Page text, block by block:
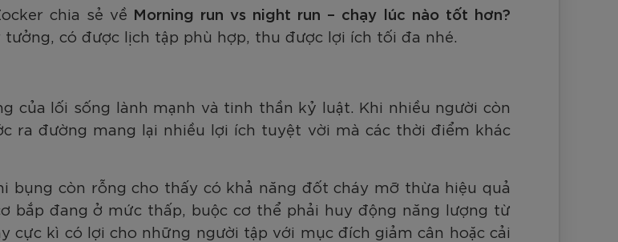
VNĐ 779.000VNĐ
VNĐ 2.890.000VNĐ
Trắng Xanh
VNĐ 1.290.000VNĐ
ZK5-206
VNĐ 990.000 VNĐ
VNĐ 650.000 VNĐ
chia sẻ về Morning run vs night run – chạy lúc nào tốt hơn?
có được lịch tập phù hợp, thu được lợi ích tối đa nhé.
của lối sống lành mạnh và tinh thần kỷ luật. Khi nhiều người còn
ra đường mang lại nhiều lợi ích tuyệt vời mà các thời điểm khác
bụng còn rỗng cho thấy có khả năng đốt cháy mỡ thừa hiệu quả
bắp đang ở mức thấp, buộc cơ thể phải huy động năng lượng từ
kì có lợi cho những người tập với mục đích giảm cân hoặc cải